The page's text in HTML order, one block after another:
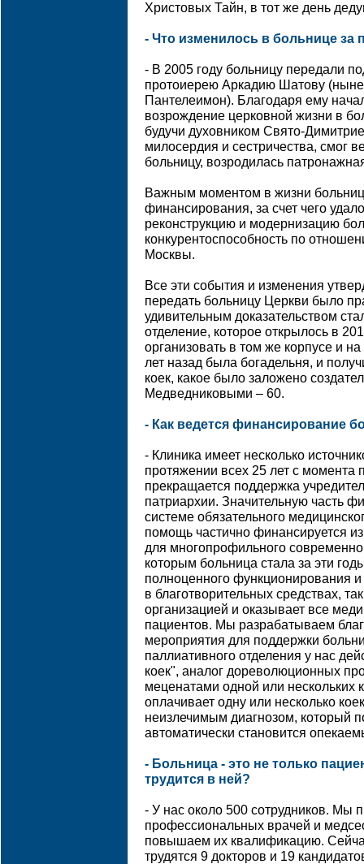
Христовых Тайн, в тот же день
- Что изменилось в больнице за
- В 2005 году больницу передали
протоиерею Аркадию Шатову
Пантелеимон). Благодаря ему
возрождение церковной жизни в
будучи духовником Свято-
милосердия и сестричества, смог
больницу, возродилась
Важным моментом в жизни
финансирования, за счет чего
реконструкцию и модернизацию
конкурентоспособность по
Москвы.
Все эти события и изменения
передать больницу Церкви было
удивительным доказательством
отделение, которое открылось в
организовать в том же корпусе и
лет назад была богадельня, и
коек, какое было заложено
Медведниковыми – 60.
- Как ведется финансирование
- Клиника имеет несколько
протяжении всех 25 лет с
прекращается поддержка
патриархии. Значительную часть
системе обязательного
помощь частично финансируется
для многопрофильного
которым больница стала за эти
полноценного функционирования
в благотворительных средствах,
организацией и оказывает все
пациентов. Мы разрабатываем
мероприятия для поддержки
паллиативного отделения у нас
коек", аналог дореволюционных
меценатами одной или нескольких
оплачивает одну или несколько
неизлечимым диагнозом, который
автоматически становится
- Больница - это не только
трудится в ней?
- У нас около 500 сотрудников. Мы
профессиональных врачей и
повышаем их квалификацию.
трудятся 9 докторов и 19